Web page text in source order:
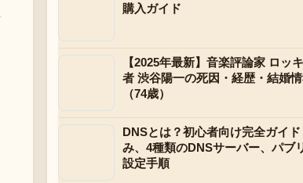
購入ガイド
【2025年最新】音楽評論家 ロッ
者 渋谷陽一の死因・経歴・結婚
（74歳）
DNSとは？初心者向け完全ガイ
み、4種類のDNSサーバー、パブ
設定手順